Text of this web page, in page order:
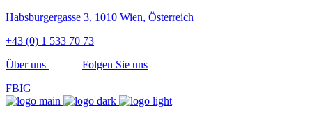
Habsburgergasse 3, 1010 Wien, Österreich
+43 (0) 1 533 70 73
Über uns
Folgen Sie uns
FBIG